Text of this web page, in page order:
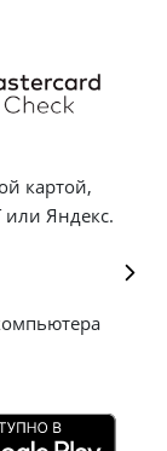
картой,
или Яндекс.